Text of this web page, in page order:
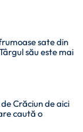
sate din
său este mai
Crăciun de aici
caută o